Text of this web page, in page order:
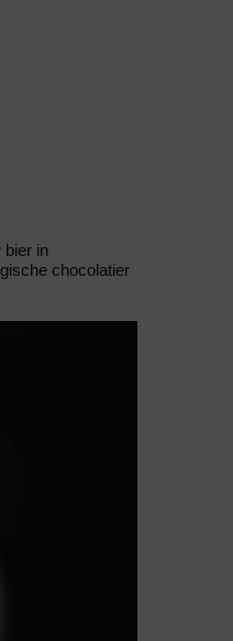
bier in
chocolatier